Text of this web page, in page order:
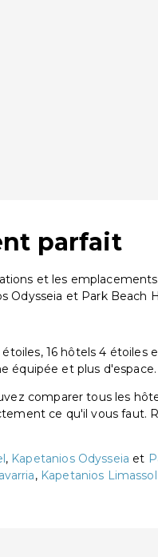
parfait
et les
Odysseia et Park Beach
16 hôtels 4 étoiles
équipée et plus d'espace.
comparer tous les
ce qu'il vous faut.
, Kapetanios Odysseia et
, Kapetanios Limassol